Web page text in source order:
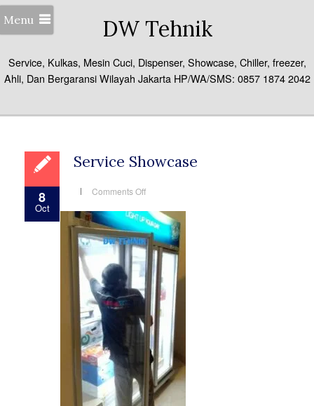
Menu DW Tehnik
Service, Kulkas, Mesin Cuci, Dispenser, Showcase, Chiller, freezer,
Ahli, Dan Bergaransi Wilayah Jakarta HP/WA/SMS: 0857 1874 2042
8
Oct
Service Showcase
Comments Offon